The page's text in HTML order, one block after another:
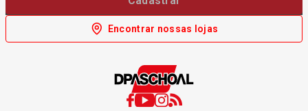
Encontrar nossas lojas